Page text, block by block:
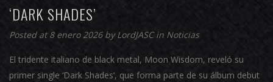
‘DARK SHADES’
Posted at 8 enero 2026 byLordJASCin Noticias
El tridente italiano de black metal, Moon Wisdom, reveló su
primer single ‘Dark Shades’, que forma parte de su álbum debut